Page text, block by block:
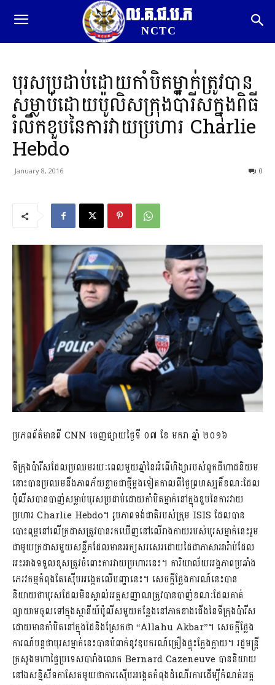
ល.គ.ជ.ប.ភ
NCTC
បុរសប្រដាប់ដោយកាំបិតម្នាក់ត្រូវបាន
សម្លាប់ដោយប៉ូលិសក្រុងប៉ារីសក្នុងពិធី
រំលឹកខួបនៃការវាយប្រហារ Charlie
Hebdo
January 8, 2016 0
ប្រភពព័ត៌មានពី CNN ចេញផ្សាយថ្ងៃទី ០៧ ខែ​ មករា ឆ្នាំ ២០១៦
ទីក្រុងប៉ារីសដែលប្រឈមរយៈពេលមួយឆ្នាំនៃអំពើហិង្សារបស់ពួកជីហាដនិយម
នោះបានប្រឈមនឹងភាពភ័យខ្លាចជាថ្មីម្តងទៀតកាលពីថ្ងៃព្រហស្បតិ៍ខណៈដែល
ប៉ូលីសបានបាញ់សម្លាប់បុរសប្រដាប់ដោយកាំបិតម្នាក់នៅក្នុងខួបនៃការវាយ
ប្រហារ Charlie Hebdo។ រូបភាពទង់ជាតិរបស់ក្រុម ISIS ដែលបាន
បោះពុម្ពនៅលើក្រដាសត្រូវបានរកឃើញនៅលើរាងកាយរបស់បុរសម្នាក់នេះរួម
ជាមួយក្រដាសមួយសន្លឹកដែលមានអក្សសរសេរដោយដៃជាភាសាអារ៉ាប់ដែល
អះអាងទទួលខុសត្រូវចំពោះការវាយប្រហារនេះ។ ការិយាល័យអង្គភាពប្រឆាំង
ភេរវកម្មកំពុងតែស៊ើបអង្កេតលើបញ្ហានេះ។ សេចក្តីថ្លែងការណ៍នេះបាន
និយាយថាបុរសដែលមិនស្គាល់អត្ដសញ្ញាណត្រូវបានបាញ់ខណៈដែលគាត់
ព្យាយាមចូលទៅក្នុងស្ថានីយ៍ប៉ូលីសមួយកន្លែងនៅភាគខាងជើងនៃទីក្រុងប៉ារីស
ដោយមានកាំបិតនៅក្នុងដៃនិងស្រែកថា “Allahu Akbar”។ សេចក្តីថ្លែង
ការណ៍បន្តថាបុរសម្នាក់នេះបានបំពាក់នូវឧបករណ៍គ្រឿងផ្ទុះក្លែងក្លាយ។ រដ្ឋមន្រ្តី
ក្រសួងមហាផ្ទៃប្រទេសបារាំងលោក Bernard Cazeneuve បាននិយាយ
នៅឯសន្និសីទកាសែតមួយថាការស៊ើបអង្កេតកំពុងដំណើរការដើម្បីកំណត់អត្ត